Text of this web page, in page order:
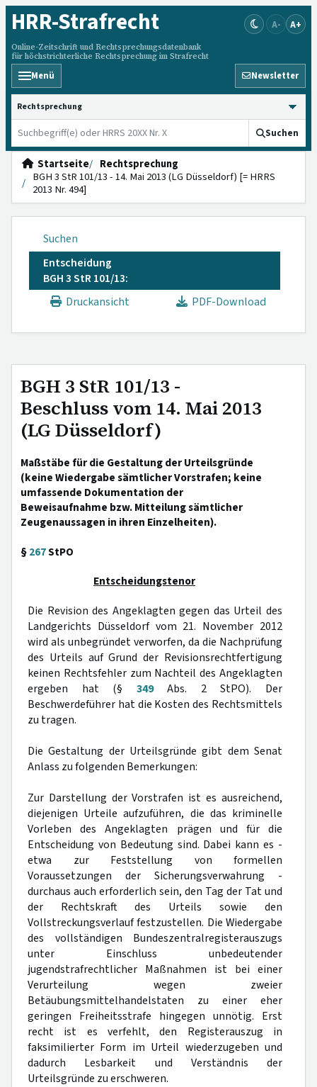
HRR-Strafrecht
Online-Zeitschrift und Rechtsprechungsdatenbank
für höchstrichterliche Rechtsprechung im Strafrecht
A- A+
Menü Newsletter
HRRS durchsuchen
Suchen
Startseite
Rechtsprechung
BGH 3 StR 101/13 - 14. Mai 2013 (LG Düsseldorf) [= HRRS
2013 Nr. 494]
Suchen
Entscheidung
BGH 3 StR 101/13:
Druckansicht
PDF-Download
BGH 3 StR 101/13 -
Beschluss vom 14. Mai 2013
(LG Düsseldorf)
Maßstäbe für die Gestaltung der Urteilsgründe
(keine Wiedergabe sämtlicher Vorstrafen; keine
umfassende Dokumentation der
Beweisaufnahme bzw. Mitteilung sämtlicher
Zeugenaussagen in ihren Einzelheiten).
§267StPO
Entscheidungstenor
Die Revision des Angeklagten gegen das Urteil des
Landgerichts Düsseldorf vom 21. November 2012
wird als unbegründet verworfen, da die Nachprüfung
des Urteils auf Grund der Revisionsrechtfertigung
keinen Rechtsfehler zum Nachteil des Angeklagten
ergeben hat (§ 349Abs. 2 StPO). Der
Beschwerdeführer hat die Kosten des Rechtsmittels
zu tragen.
Die Gestaltung der Urteilsgründe gibt dem Senat
Anlass zu folgenden Bemerkungen:
Zur Darstellung der Vorstrafen ist es ausreichend,
diejenigen Urteile aufzuführen, die das kriminelle
Vorleben des Angeklagten prägen und für die
Entscheidung von Bedeutung sind. Dabei kann es -
etwa zur Feststellung von formellen
Voraussetzungen der Sicherungsverwahrung -
durchaus auch erforderlich sein, den Tag der Tat und
der Rechtskraft des Urteils sowie den
Vollstreckungsverlauf festzustellen. Die Wiedergabe
des vollständigen Bundeszentralregisterauszugs
unter Einschluss unbedeutender
jugendstrafrechtlicher Maßnahmen ist bei einer
Verurteilung wegen zweier
Betäubungsmittelhandelstaten zu einer eher
geringen Freiheitsstrafe hingegen unnötig. Erst
recht ist es verfehlt, den Registerauszug in
faksimilierter Form im Urteil wiederzugeben und
dadurch Lesbarkeit und Verständnis der
Urteilsgründe zu erschweren.